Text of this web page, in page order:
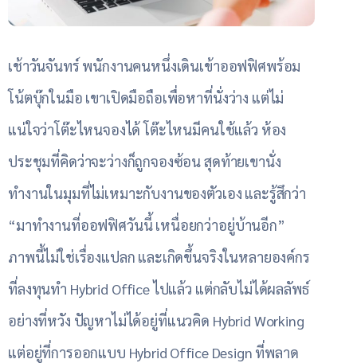
เช้าวันจันทร์ พนักงานคนหนึ่งเดินเข้าออฟฟิศพร้อม
โน้ตบุ๊กในมือ เขาเปิดมือถือเพื่อหาที่นั่งว่าง แต่ไม่
แน่ใจว่าโต๊ะไหนจองได้ โต๊ะไหนมีคนใช้แล้ว ห้อง
ประชุมที่คิดว่าจะว่างก็ถูกจองซ้อน สุดท้ายเขานั่ง
ทำงานในมุมที่ไม่เหมาะกับงานของตัวเอง และรู้สึกว่า
“มาทำงานที่ออฟฟิศวันนี้ เหนื่อยกว่าอยู่บ้านอีก”
ภาพนี้ไม่ใช่เรื่องแปลก และเกิดขึ้นจริงในหลายองค์กร
ที่ลงทุนทำ Hybrid Office ไปแล้ว แต่กลับไม่ได้ผลลัพธ์
อย่างที่หวัง ปัญหาไม่ได้อยู่ที่แนวคิด Hybrid Working
แต่อยู่ที่การออกแบบ Hybrid Office Design ที่พลาด